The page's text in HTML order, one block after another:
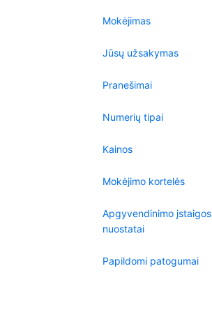
Mokėjimas
Jūsų užsakymas
Pranešimai
Numerių tipai
Kainos
Mokėjimo kortelės
Apgyvendinimo įstaigos
nuostatai
Papildomi patogumai